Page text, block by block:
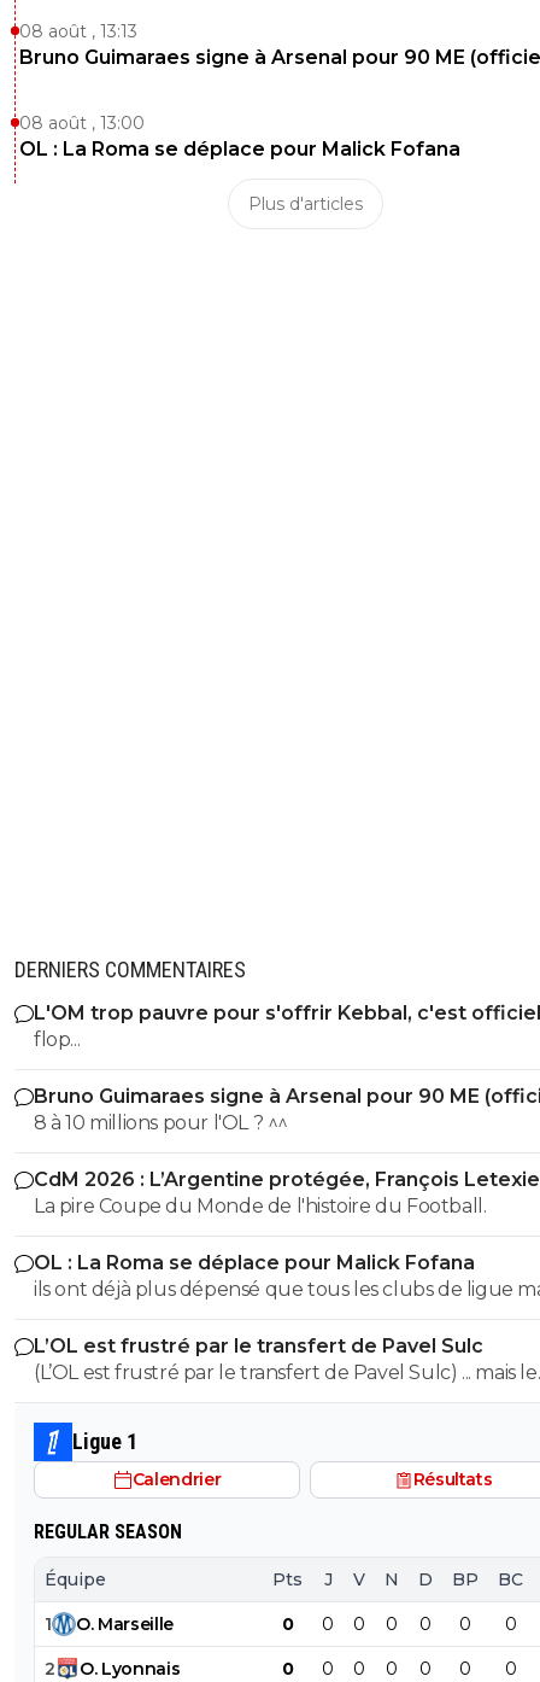
08 août , 13:13
Bruno Guimaraes signe à Arsenal pour 90 ME
08 août , 13:00
OL : La Roma se déplace pour Malick Fofana
Plus d'articles
DERNIERS COMMENTAIRES
L'OM trop pauvre pour s'offrir Kebbal, c'est officiel
flop...
Bruno Guimaraes signe à Arsenal pour 90 ME
8 à 10 millions pour l'OL ? ^^
CdM 2026 : L’Argentine protégée, François
pris cher
La pire Coupe du Monde de l'histoire du Football.
OL : La Roma se déplace pour Malick Fofana
ils ont déjà plus dépensé que tous les clubs de ligue
réunis hors quatar.. ils veulent juste profitez au
des clubs qui sont beaucoup plus mal lotis qu'eux
du plus fort tout simplement..
L’OL est frustré par le transfert de Pavel Sulc
(L’OL est frustré par le transfert de Pavel Sulc) ... mais le
public aussi commence a être frustré ... la vente de ces
"excellents" joueurs dont fait partie Pavel Sulc ... pour
récupérer quoi ? qui? À un moment donné il faudra
arriver a construire dans le long terme... et avec ,
Ligue 1
Calendrier Résultats
REGULAR SEASON
Équipe Pts J V N D BP BC
1 O. Marseille 0 0 0 0 0 0 0
2 O. Lyonnais 0 0 0 0 0 0 0